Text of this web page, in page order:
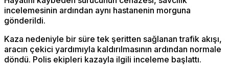
incelemesinin ardından aynı hastanenin morguna
gönderildi.
Kaza nedeniyle bir süre tek şeritten sağlanan trafik akışı,
aracın çekici yardımıyla kaldırılmasının ardından normale
döndü. Polis ekipleri kazayla ilgili inceleme başlattı.